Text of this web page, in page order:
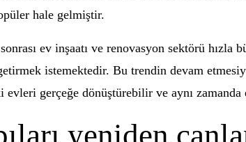
hale gelmiştir.
ev inşaatı ve renovasyon sektörü
istemektedir. Bu trendin devam
evleri gerçeğe dönüştürebilir ve aynı
yeniden